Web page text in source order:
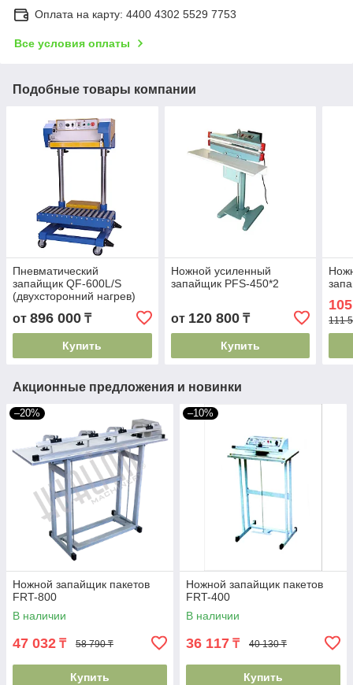
Оплата на карту: 4400 4302 5529 7753
Все условия оплаты
Подобные товары компании
Пневматический
запайщик QF-600L/S
(двухсторонний нагрев)
от 896 000 ₸
Купить
Ножной усиленный
запайщик PFS-450*2
от 120 800₸
Купить
111
Акционные предложения и новинки
–20%
Ножной запайщик пакетов
FRT-800
В наличии
47 032 ₸ 58 790 ₸
Купить
–10%
Ножной запайщик пакетов
FRT-400
В наличии
36 117 ₸ 40 130 ₸
Купить